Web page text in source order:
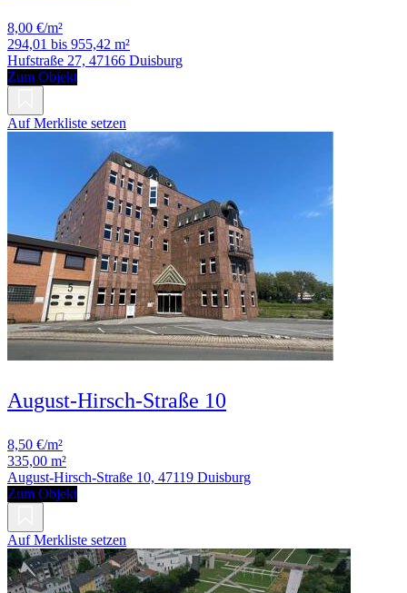
8,00 €/m²
294,01 bis 955,42 m²
Hufstraße 27, 47166 Duisburg
Zum Objekt
Auf Merkliste setzen
August-Hirsch-Straße 10
8,50 €/m²
335,00 m²
August-Hirsch-Straße 10, 47119 Duisburg
Zum Objekt
Auf Merkliste setzen